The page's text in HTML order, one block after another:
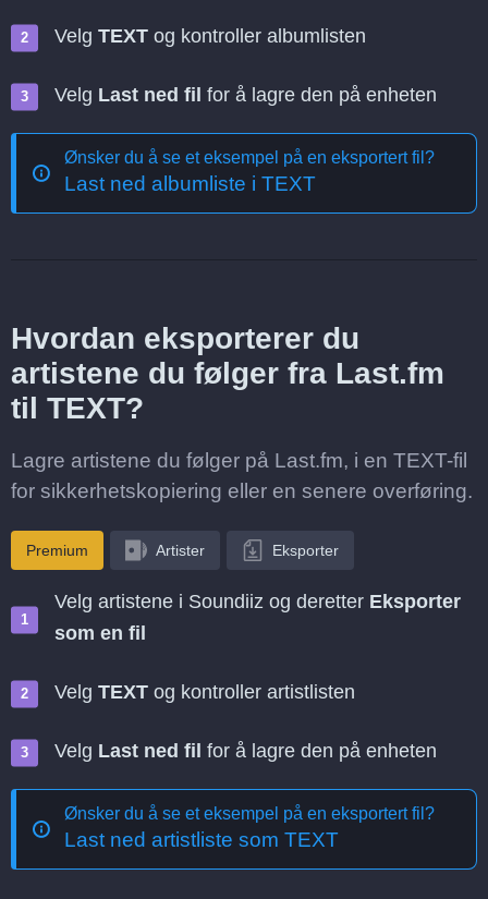
Velg TEXT og kontroller albumlisten
Velg Last ned fil for å lagre den på enheten
Ønsker du å se et eksempel på en eksportert fil?
Last ned albumliste i TEXT
Hvordan eksporterer du
artistene du følger fra Last.fm
til TEXT?
Lagre artistene du følger på Last.fm, i en TEXT-fil
for sikkerhetskopiering eller en senere overføring.
Premium Artister Eksporter
Velg artistene i Soundiiz og deretter Eksporter
som en fil
Velg TEXT og kontroller artistlisten
Velg Last ned fil for å lagre den på enheten
Ønsker du å se et eksempel på en eksportert fil?
Last ned artistliste som TEXT